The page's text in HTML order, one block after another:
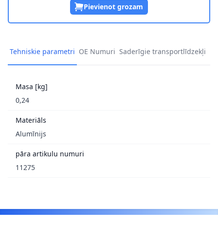
Pievienot grozam
Tehniskie parametri OE Numuri Saderīgie transportlīdzekļi
Masa [kg]
0,24
Materiāls
Alumīnijs
pāra artikulu numuri
11275